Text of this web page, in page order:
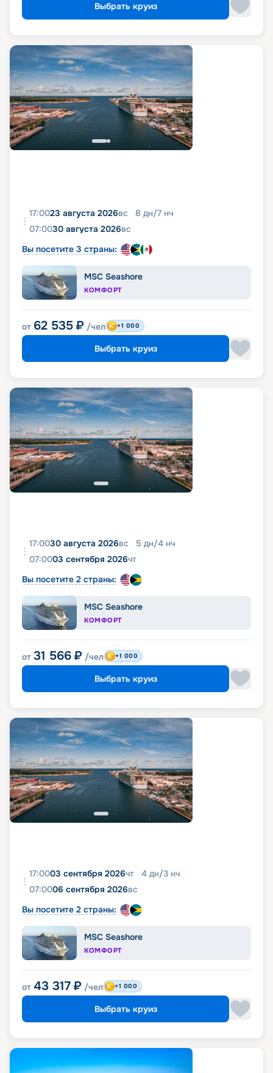
Выбрать круиз
17:0023 августа 2026вс 8 дн/7 нч
07:0030 августа 2026вс
Вы посетите 3 страны:
MSC Seashore
КОМФОРТ
от 62 535 ₽ /чел +1 000
Выбрать круиз
17:0030 августа 2026вс 5 дн/4 нч
07:0003 сентября 2026чт
Вы посетите 2 страны:
MSC Seashore
КОМФОРТ
от 31 566 ₽ /чел +1 000
Выбрать круиз
17:0003 сентября 2026чт 4 дн/3 нч
07:0006 сентября 2026вс
Вы посетите 2 страны:
MSC Seashore
КОМФОРТ
от 43 317 ₽ /чел +1 000
Выбрать круиз